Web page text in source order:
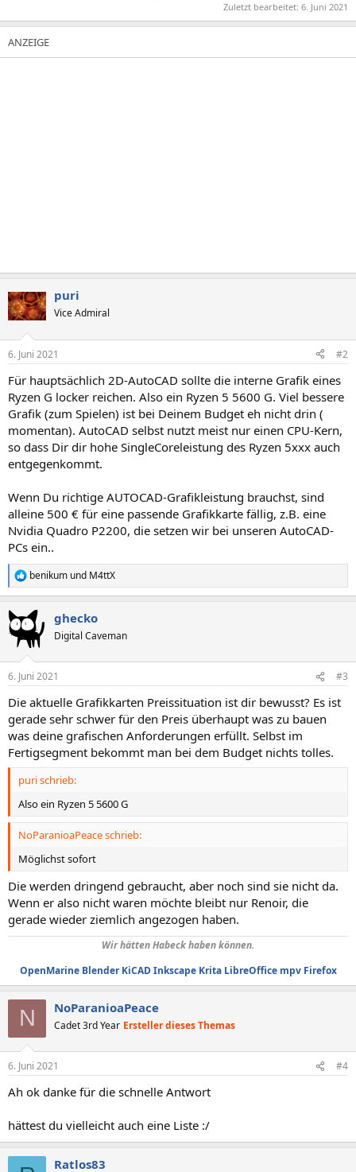
Zuletzt bearbeitet: 6. Juni 2021
puri
Vice Admiral
6. Juni 2021 #2
Für hauptsächlich 2D-AutoCAD sollte die interne Grafik eines
Ryzen G locker reichen. Also ein Ryzen 5 5600 G. Viel bessere
Grafik (zum Spielen) ist bei Deinem Budget eh nicht drin (
momentan). AutoCAD selbst nutzt meist nur einen CPU-Kern,
so dass Dir dir hohe SingleCoreleistung des Ryzen 5xxx auch
entgegenkommt.
Wenn Du richtige AUTOCAD-Grafikleistung brauchst, sind
alleine 500 € für eine passende Grafikkarte fällig, z.B. eine
Nvidia Quadro P2200, die setzen wir bei unseren AutoCAD-
PCs ein..
R
e
k
t
e
:
benikum und M4ttX
ghecko
Digital Caveman
6. Juni 2021 #3
Die aktuelle Grafikkarten Preissituation ist dir bewusst? Es ist
gerade sehr schwer für den Preis überhaupt was zu bauen
was deine grafischen Anforderungen erfüllt. Selbst im
Fertigsegment bekommt man bei dem Budget nichts tolles.
puri schrieb:
Also ein Ryzen 5 5600 G
NoParanioaPeace schrieb:
Möglichst sofort
Die werden dringend gebraucht, aber noch sind sie nicht da.
Wenn er also nicht waren möchte bleibt nur Renoir, die
gerade wieder ziemlich angezogen haben.
Wir hätten Habeck haben können.
OpenMarine Blender KiCAD Inkscape Krita LibreOffice mpv Firefox
N NoParanioaPeace
Cadet 3rd Year Ersteller dieses Themas
6. Juni 2021 #4
Ah ok danke für die schnelle Antwort
hättest du vielleicht auch eine Liste :/
Ratlos83